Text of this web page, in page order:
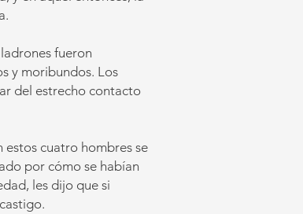
fueron
y moribundos. Los
del estrecho contacto
cuatro hombres se
por cómo se habían
les dijo que si